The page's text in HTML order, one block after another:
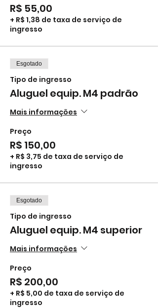
R$ 55,00
+ R$ 1,38 de taxa de serviço de
ingresso
Esgotado
Tipo de ingresso
Aluguel equip. M4 padrão
Mais informações
Preço
R$ 150,00
+ R$ 3,75 de taxa de serviço de
ingresso
Esgotado
Tipo de ingresso
Aluguel equip. M4 superior
Mais informações
Preço
R$ 200,00
+ R$ 5,00 de taxa de serviço de
ingresso